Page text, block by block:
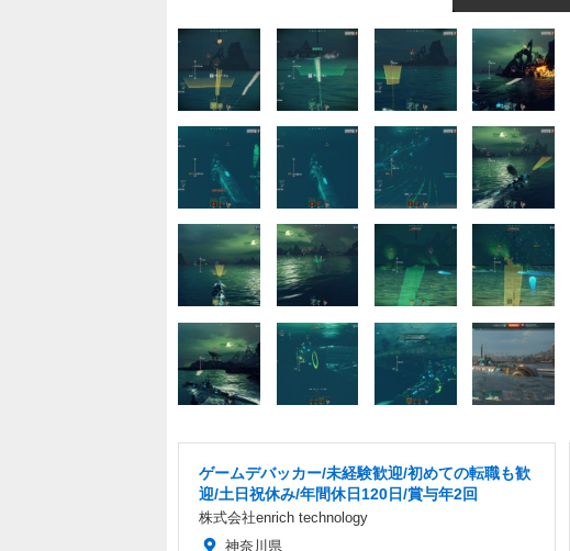
ゲームデバッカー/未経験歓迎/初めての転職も歓
迎/土日祝休み/年間休日120日/賞与年2回
株式会社enrich technology
神奈川県